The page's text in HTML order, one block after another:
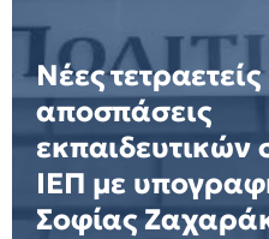
Νέες τετραετείς
αποσπάσεις
εκπαιδευτικών
ΙΕΠ με
Σοφίας